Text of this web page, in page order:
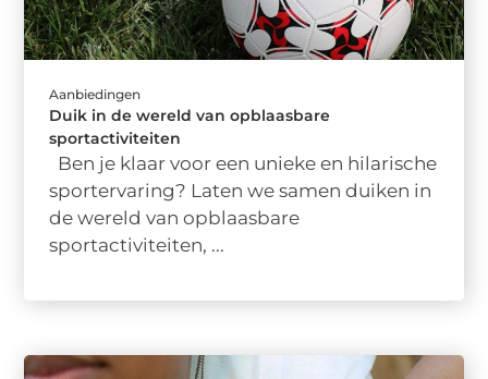
Aanbiedingen
Duik in de wereld van opblaasbare
sportactiviteiten
Ben je klaar voor een unieke en hilarische
sportervaring? Laten we samen duiken in
de wereld van opblaasbare
sportactiviteiten, ...